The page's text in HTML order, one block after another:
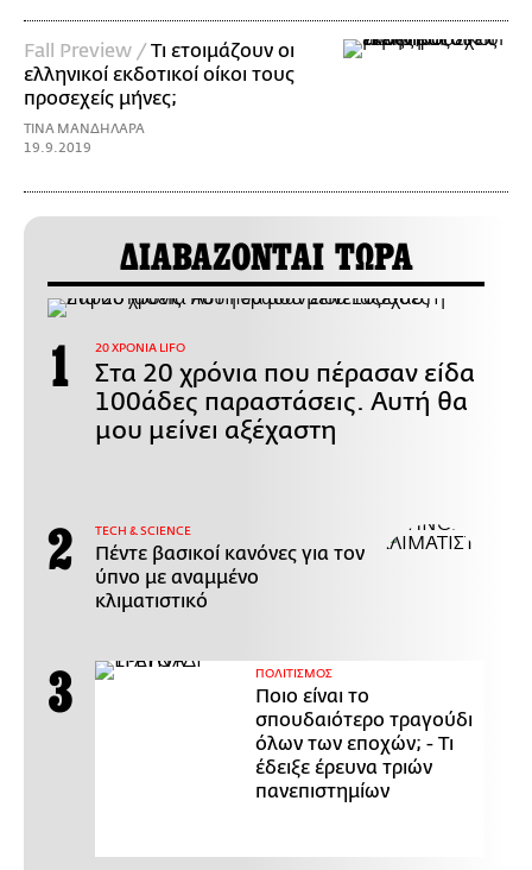
Fall Preview / Τι ετοιμάζουν οι
ελληνικοί εκδοτικοί οίκοι τους
προσεχείς μήνες;
ΤΙΝΑ ΜΑΝΔΗΛΑΡΑ
19.9.2019
ΔΙΑΒΑΖΟΝΤΑΙ ΤΩΡΑ
20 ΧΡΟΝΙΑ LIFO
Στα 20 χρόνια που πέρασαν είδα
100άδες παραστάσεις. Αυτή θα
μου μείνει αξέχαστη
ΤECH & SCIENCE
Πέντε βασικοί κανόνες για τον
ύπνο με αναμμένο
κλιματιστικό
ΠΟΛΙΤΙΣΜΟΣ
Ποιο είναι το
σπουδαιότερο τραγούδι
όλων των εποχών; - Τι
έδειξε έρευνα τριών
πανεπιστημίων